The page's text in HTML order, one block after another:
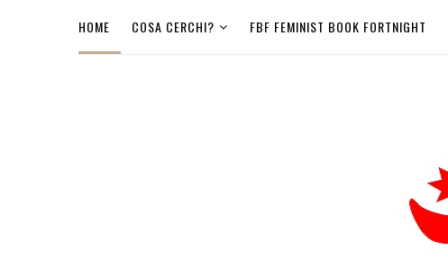
HOME COSA CERCHI? FBF FEMINIST BOOK FORTNIGHT